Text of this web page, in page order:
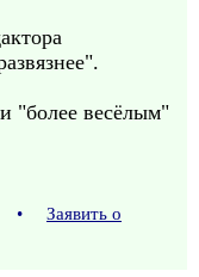
"более весёлым"
•
Заявить о